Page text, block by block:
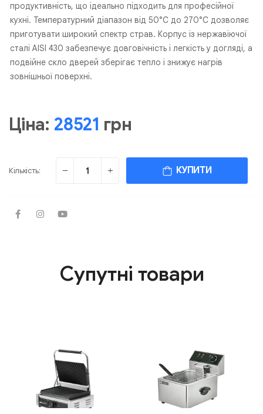
продуктивність, що ідеально підходить для професійної
кухні. Температурний діапазон від 50°C до 270°C дозволяє
приготувати широкий спектр страв. Корпус із нержавіючої
сталі AISI 430 забезпечує довговічність і легкість у догляді, а
подвійне скло дверей зберігає тепло і знижує нагрів
зовнішньої поверхні.
Ціна: 28521 грн
Кількість: КУПИТИ
Супутні товари